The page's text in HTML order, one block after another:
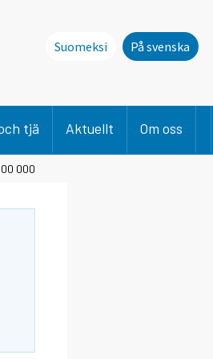
Suomeksi På svenska
tjä Aktuellt Om oss
000